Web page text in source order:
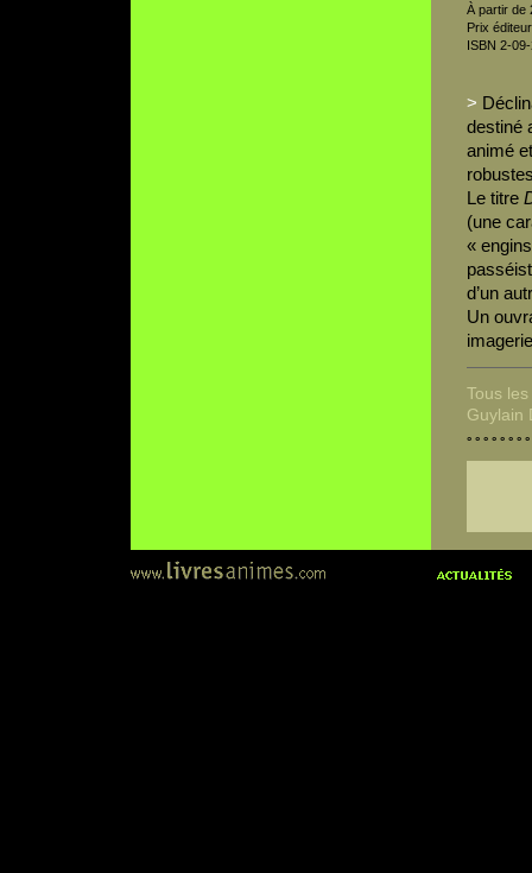
À partir de
Prix
ISBN 2-
>
destiné
animé
Le titre
(une
«
d’un
Un
Tous
Guylain
° ° ° ° ° ° °